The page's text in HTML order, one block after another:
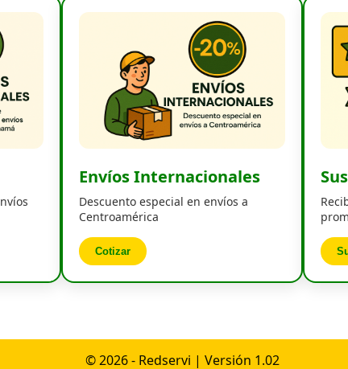
Envíos Internacionales
Descuento especial en envíos a
Centroamérica
Cotizar
© 2026 - Redservi | Versión 1.02